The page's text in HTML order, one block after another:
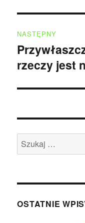
NASTĘPNY
Następny
wpis:
rzeczy jest
Szukaj:
OSTATNIE